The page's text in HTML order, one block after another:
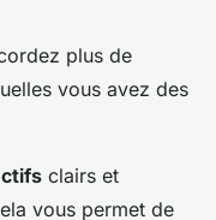
plus de
vous avez des
clairs et
vous permet de